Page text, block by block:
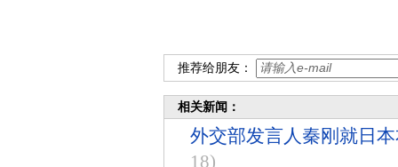
推荐给朋友：
相关新闻：
外交部发言人秦刚就日
18)